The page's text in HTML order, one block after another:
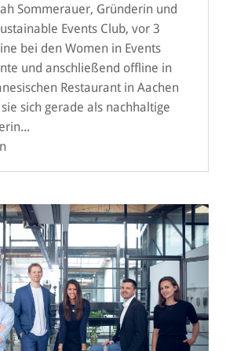
Sommerauer, Gründerin und
Events Club, vor 3
bei den Women in Events
und anschließend offline in
Restaurant in Aachen
sich gerade als nachhaltige